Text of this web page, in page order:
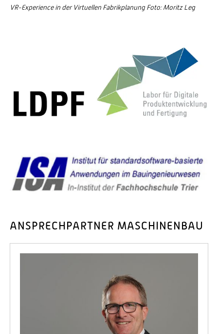
VR-Experience in der Virtuellen Fabrikplanung Foto: Moritz Leg
ANSPRECHPARTNER MASCHINENBAU